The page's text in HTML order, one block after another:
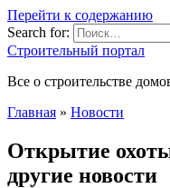
Перейти к содержанию
Search for:
Строительный портал
Все о строительстве
Главная » Новости
Открытие
другие новости